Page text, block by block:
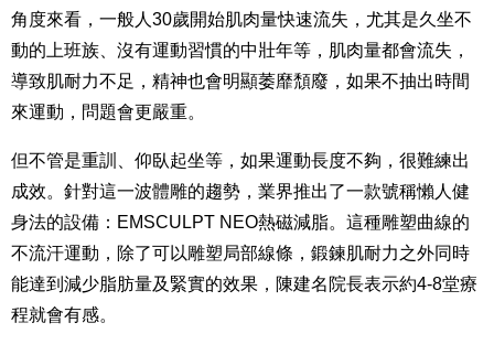
角度來看，一般人30歲開始肌肉量快速流失，尤其是久坐不
動的上班族、沒有運動習慣的中壯年等，肌肉量都會流失，
導致肌耐力不足，精神也會明顯萎靡頹廢，如果不抽出時間
來運動，問題會更嚴重。
但不管是重訓、仰臥起坐等，如果運動長度不夠，很難練出
成效。針對這一波體雕的趨勢，業界推出了一款號稱懶人健
身法的設備： EMSCULPT NEO熱磁減脂。這種雕塑曲線的
不流汗運動，除了可以 雕塑局部線條，鍛鍊肌耐力之外同時
能達到減少脂肪量及緊實的效果， 陳建名院長表示約4-8堂療
程就會有感。